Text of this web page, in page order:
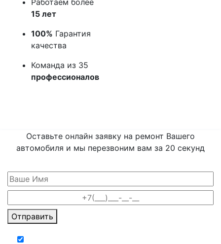
15 лет
100% Гарантия
качества
Команда из 35
профессионалов
Оставьте онлайн заявку на ремонт Вашего
автомобиля и мы перезвоним вам за 20 секунд
Отправить